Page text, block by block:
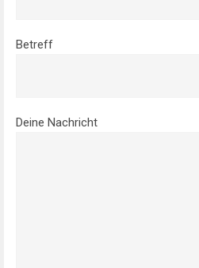
Betreff
Deine Nachricht